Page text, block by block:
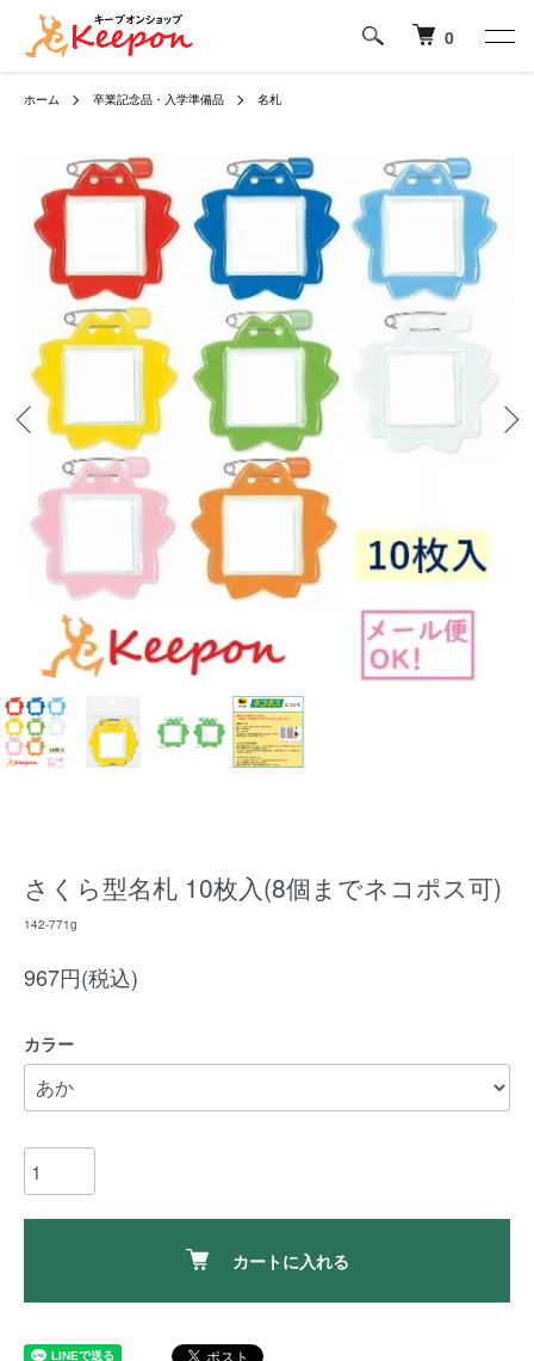
0
ホーム 卒業記念品・入学準備品 名札
さくら型名札 10枚入(8個までネコポス可)
142-771g
967円(税込)
カラー
カートに入れる